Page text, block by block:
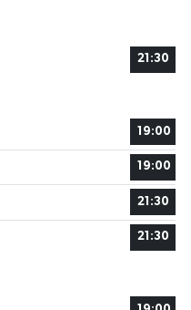
21:30
19:00
19:00
21:30
21:30